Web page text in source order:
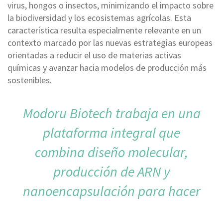
virus, hongos o insectos, minimizando el impacto sobre
la biodiversidad y los ecosistemas agrícolas. Esta
característica resulta especialmente relevante en un
contexto marcado por las nuevas estrategias europeas
orientadas a reducir el uso de materias activas
químicas y avanzar hacia modelos de producción más
sostenibles.
Modoru Biotech trabaja en una
plataforma integral que
combina diseño molecular,
producción de ARN y
nanoencapsulación para hacer